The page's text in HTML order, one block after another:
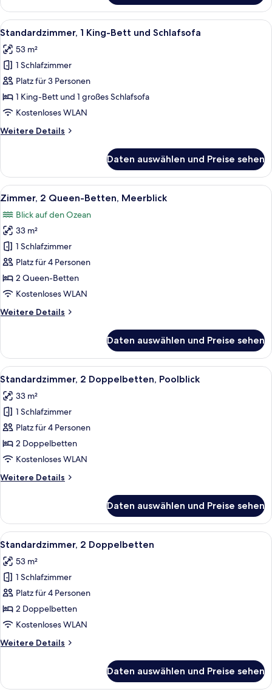
1 King-
Bett,
Meerblick
Alle
Fotos
für
Standardzimmer,
1 King-
Bett
und
anzeigen
Ein Hotelzimmer mit einem großen
4
Standardzimmer, 1 King-Bett und Schlafsofa
53 m²
1 Schlafzimmer
Platz für 3 Personen
1 King-Bett und 1 großes Schlafsofa
Kostenloses WLAN
Weitere Details
Weitere
1 King-
Bett
und
Daten auswählen und Preise sehen
Alle
Fotos
für
Zimmer,
2 Queen-
Betten,
Meerblick
anzeigen
Ein Hotelzimmer mit einem großen
4
Zimmer, 2 Queen-Betten, Meerblick
Blick auf den Ozean
33 m²
1 Schlafzimmer
Platz für 4 Personen
2 Queen-Betten
Kostenloses WLAN
Weitere Details
Weitere
2 Queen-
Betten,
Meerblick
Daten auswählen und Preise sehen
Alle
Fotos
für
Standardzimmer,
2 Doppelbetten,
Poolblick
anzeigen
Ein Hotelzimmer mit zwei Betten,
5
Standardzimmer, 2 Doppelbetten, Poolblick
33 m²
1 Schlafzimmer
Platz für 4 Personen
2 Doppelbetten
Kostenloses WLAN
Weitere Details
Weitere
2 Doppelbetten,
Poolblick
Daten auswählen und Preise sehen
Alle
Fotos
für
Standardzimmer,
2 Doppelbetten
anzeigen
Ein Hotelzimmer mit zwei Betten,
4
Standardzimmer, 2 Doppelbetten
53 m²
1 Schlafzimmer
Platz für 4 Personen
2 Doppelbetten
Kostenloses WLAN
Weitere Details
Weitere
2 Doppelbetten
Daten auswählen und Preise sehen